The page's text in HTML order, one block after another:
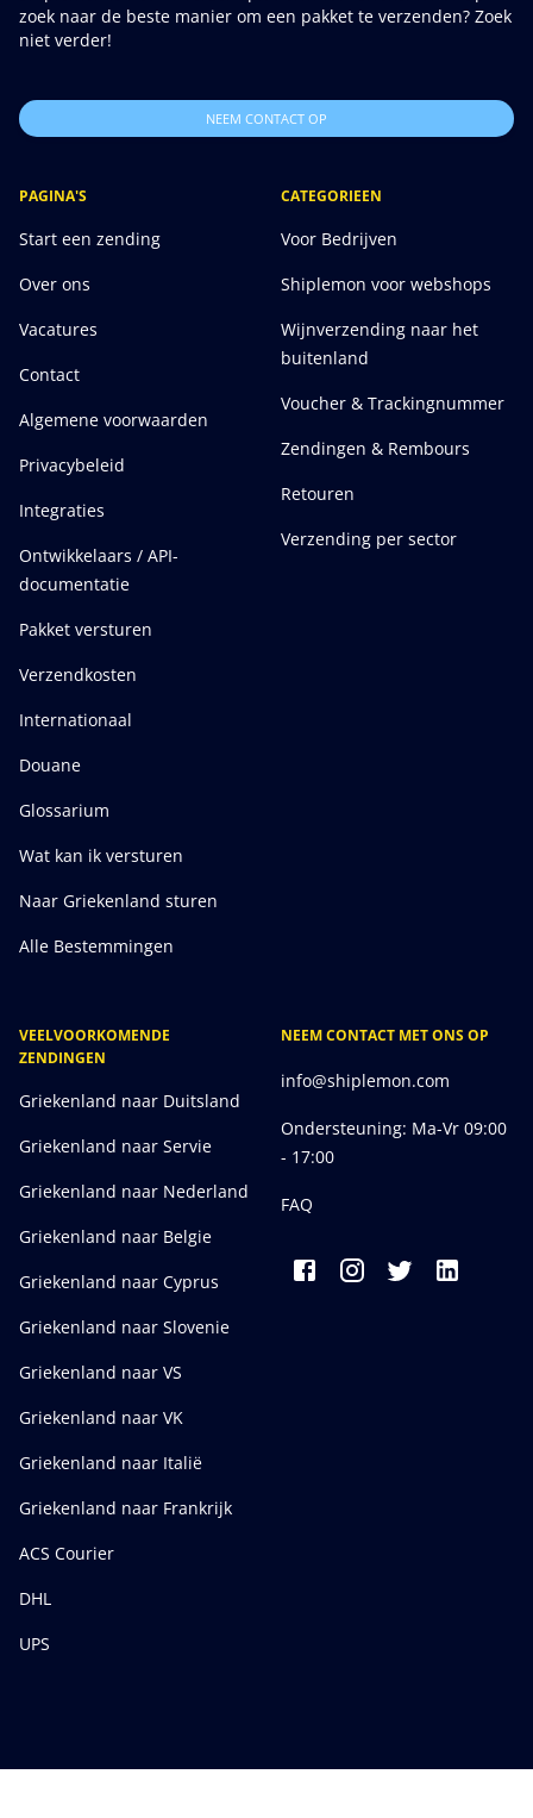
zoek naar de beste manier om een pakket te verzenden? Zoek
niet verder!
NEEM CONTACT OP
PAGINA'S
Start een zending
Over ons
Vacatures
Contact
Algemene voorwaarden
Privacybeleid
Integraties
Ontwikkelaars / API-
documentatie
Pakket versturen
Verzendkosten
Internationaal
Douane
Glossarium
Wat kan ik versturen
Naar Griekenland sturen
Alle Bestemmingen
CATEGORIEEN
Voor Bedrijven
Shiplemon voor webshops
Wijnverzending naar het
buitenland
Voucher & Trackingnummer
Zendingen & Rembours
Retouren
Verzending per sector
VEELVOORKOMENDE
ZENDINGEN
Griekenland naar Duitsland
Griekenland naar Servie
Griekenland naar Nederland
Griekenland naar Belgie
Griekenland naar Cyprus
Griekenland naar Slovenie
Griekenland naar VS
Griekenland naar VK
Griekenland naar Italië
Griekenland naar Frankrijk
ACS Courier
DHL
UPS
NEEM CONTACT MET ONS OP
info@shiplemon.com
Ondersteuning: Ma-Vr 09:00
- 17:00
FAQ